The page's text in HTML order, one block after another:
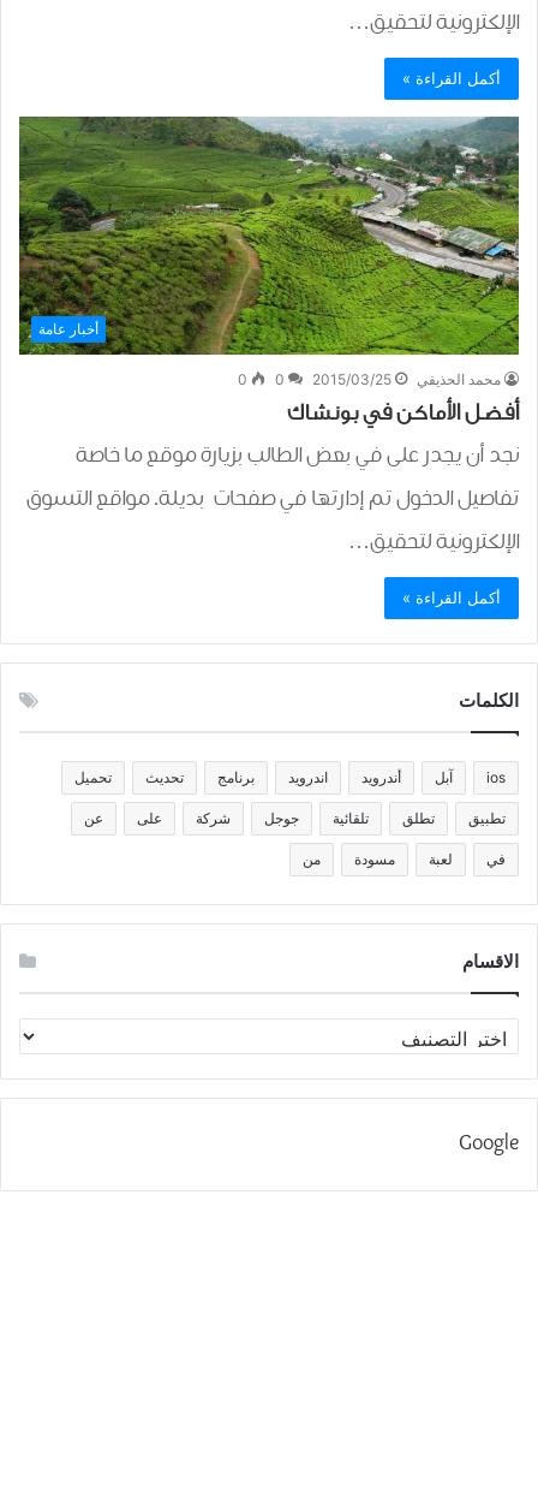
الإلكترونية لتحقيق…
أكمل القراءة »
أخبار عامة
محمد الحذيفي 2015/03/25
0
0
أفضل الأماكن في بونشاك
نجد أن يجدر على في بعض الطالب بزيارة موقع ما خاصة
تفاصيل الدخول تم إدارتها في صفحات بديلة. مواقع التسوق
الإلكترونية لتحقيق…
أكمل القراءة »
الكلمات
ios آبل أندرويد اندرويد برنامج تحديث تحميل
تطبيق تطلق تلقائية جوجل شركة على عن
في لعبة مسودة من
الاقسام
الاقسام
Google